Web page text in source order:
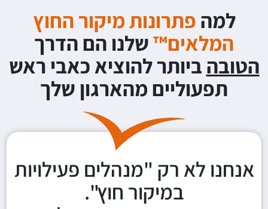
למהפתרונות מיקור החוץ
המלאים™שלנו הם הדרך
הטובהביותר להוציא כאבי ראש
תפעוליים מהארגון שלך
אנחנו לא רק "מנהלים פעילויות
במיקור חוץ".